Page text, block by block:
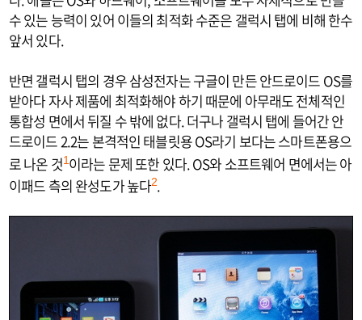
수 있는 능력이 있어 이들의 최적화 수준은 갤럭시 탭에 비해 한수
앞서 있다.
반면 갤럭시 탭의 경우 삼성전자는 구글이 만든 안드로이드 OS를
받아다 자사 제품에 최적화해야 하기 때문에 아무래도 전체적인
통합성 면에서 뒤질 수 밖에 없다. 더구나 갤럭시 탭에 들어간 안
드로이드 2.2는 본격적인 태블릿용 OS라기 보다는 스마트폰용으
로 나온 것1이라는 문제 또한 있다. OS와 소프트웨어 면에서는 아
이패드 측의 완성도가 높다2.